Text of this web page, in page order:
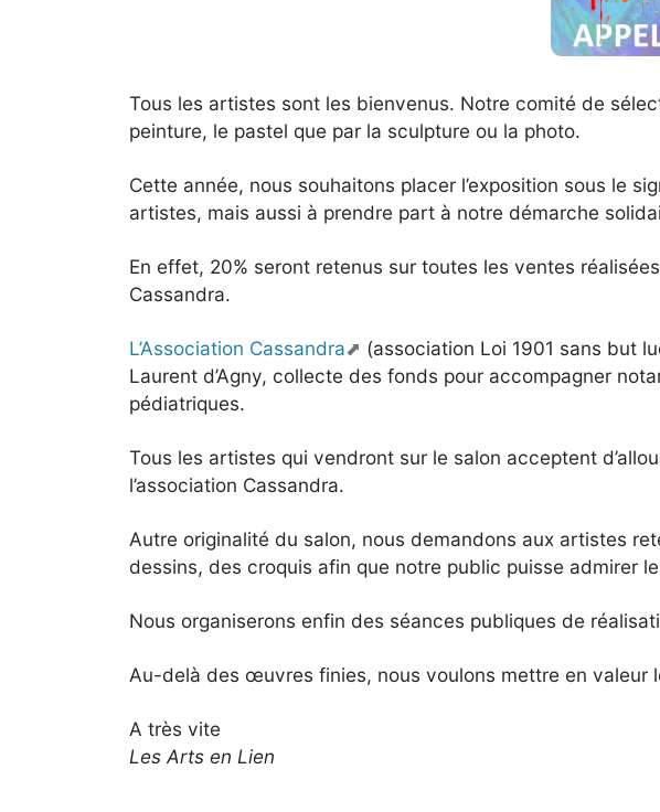
Tous les artistes sont les bienvenus. Notre comité de
peinture, le pastel que par la sculpture ou la photo.
Cette année, nous souhaitons placer l’exposition sous le
artistes, mais aussi à prendre part à notre démarche
En effet, 20% seront retenus sur toutes les ventes
Cassandra.
L’Association Cassandra
(association Loi 1901 sans but
Laurent d’Agny, collecte des fonds pour accompagner
pédiatriques.
Tous les artistes qui vendront sur le salon acceptent
l’association Cassandra.
Autre originalité du salon, nous demandons aux artistes
dessins, des croquis afin que notre public puisse admirer
Nous organiserons enfin des séances publiques de
Au-delà des œuvres finies, nous voulons mettre en valeur
A très vite
Les Arts en Lien